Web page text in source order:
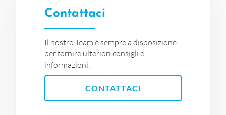
Contattaci
Il nostro Team è sempre a disposizione
per fornire ulteriori consigli e
informazioni.
CONTATTACI